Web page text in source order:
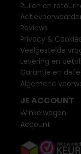
Ruilen en
Reviews
Privacy &
Veelgestelde
Levering en
Garantie en
Algemene
JE ACCOUNT
Winkelwagen
Account